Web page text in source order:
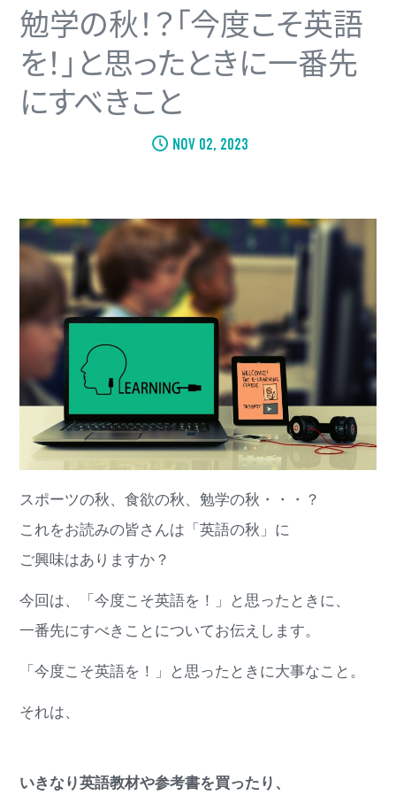
勉学の秋！？「今度こそ英語
を！」と思ったときに一番先
にすべきこと
NOV 02, 2023
スポーツの秋、食欲の秋、勉学の秋・・・？
これをお読みの皆さんは「英語の秋」に
ご興味はありますか？
今回は、「今度こそ英語を！」と思ったときに、
一番先にすべきことについてお伝えします。
「今度こそ英語を！」と思ったときに大事なこと。
それは、
いきなり英語教材や参考書を買ったり、